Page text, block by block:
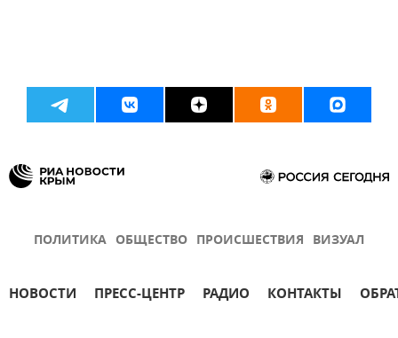
ПОЛИТИКА ОБЩЕСТВО ПРОИСШЕСТВИЯ ВИЗУАЛ
НОВОСТИ ПРЕСС-ЦЕНТР РАДИО КОНТАКТЫ